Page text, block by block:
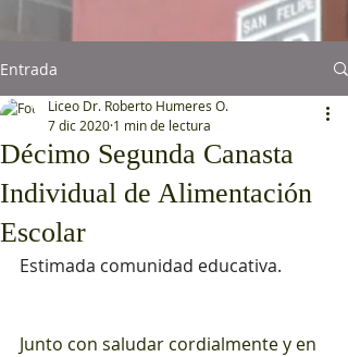
Entrada
Décimo Segunda Canasta
Individual de Alimentación
Escolar
Liceo Dr. Roberto Humeres O.
7 dic 2020 1 min de lectura
Estimada comunidad educativa.
Junto con saludar cordialmente y en